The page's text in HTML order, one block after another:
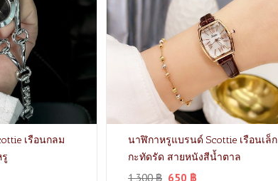
เรือนกลม
นาฬิกาหรูแบรนด์ Scottie เรือนเล็ก
กะทัดรัด สายหนังสีน้ำตาล
1,300฿ 650 ฿